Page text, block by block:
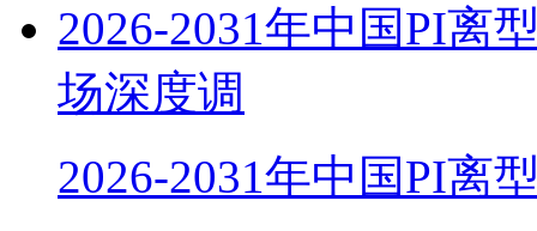
2026-2031年中国PI离
场深度调
2026-2031年中国PI离